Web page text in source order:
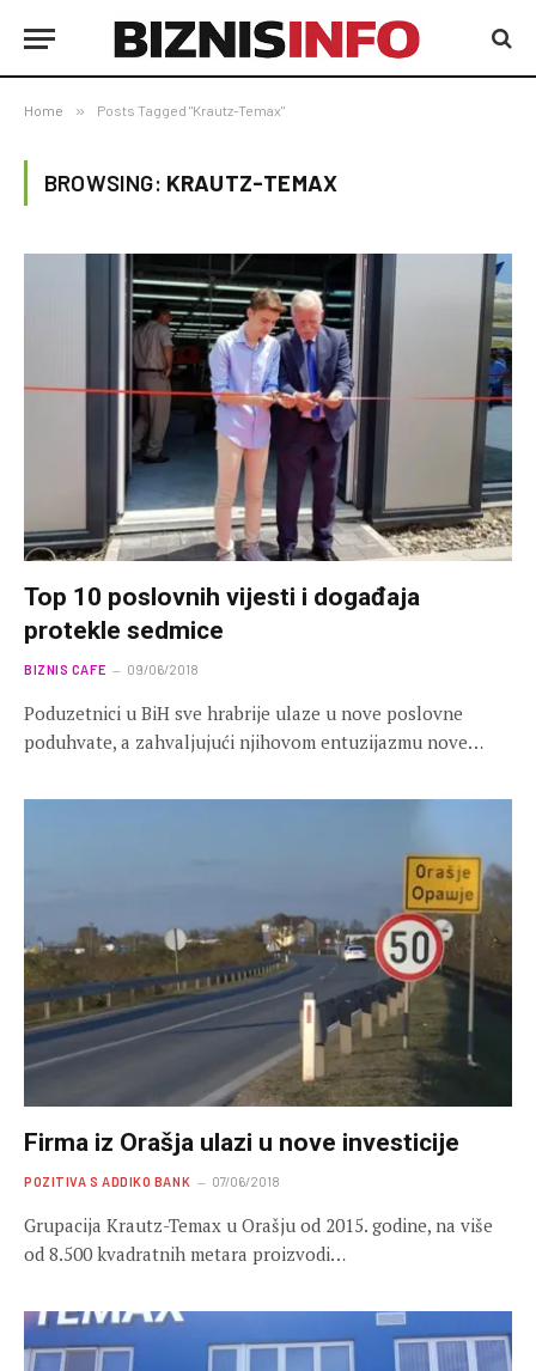
Home » Posts Tagged "Krautz-Temax"
BROWSING: KRAUTZ-TEMAX
Top 10 poslovnih vijesti i događaja
protekle sedmice
BIZNIS CAFE 09/06/2018
Poduzetnici u BiH sve hrabrije ulaze u nove poslovne
poduhvate, a zahvaljujući njihovom entuzijazmu nove…
Firma iz Orašja ulazi u nove investicije
POZITIVA S ADDIKO BANK 07/06/2018
Grupacija Krautz-Temax u Orašju od 2015. godine, na više
od 8.500 kvadratnih metara proizvodi…